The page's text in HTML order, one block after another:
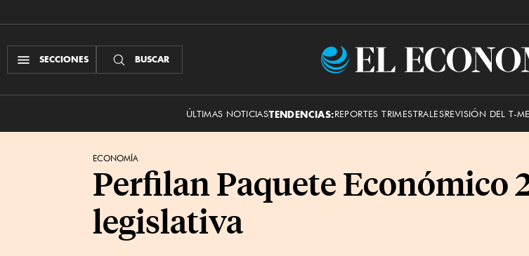
SECCIONES BUSCAR
El
ÚLTIMAS NOTICIASTENDENCIAS:REPORTES TRIMESTRALESREVISIÓN DEL T-
ECONOMÍA
Perfilan Paquete Económico
legislativa